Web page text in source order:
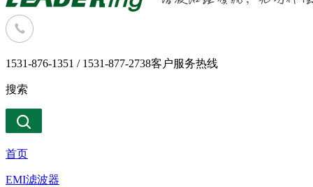
1531-876-1351 / 1531-877-2738客户服务热线
搜索
首页
EMI滤波器